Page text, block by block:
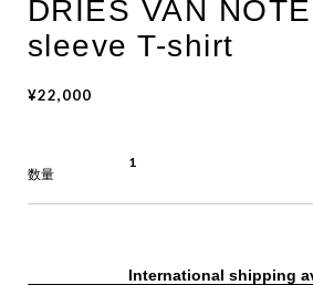
DRIES VAN
sleeve T-shirt
¥22,000
数量
International shipping